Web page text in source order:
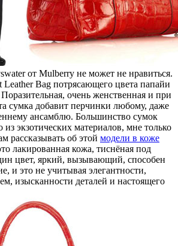
от Mulberry не может не нравиться.
Leather Bag потрясающего цвета папайи
очень женственная и при
сумка добавит перчинки любому, даже
ансамблю. Большинство сумок
экзотических материалов, мне только
рассказывать об этой модели в коже
лакированная кожа, тиснёная под
цвет, яркий, вызывающий, способен
и это не учитывая элегантности,
изысканности деталей и настоящего